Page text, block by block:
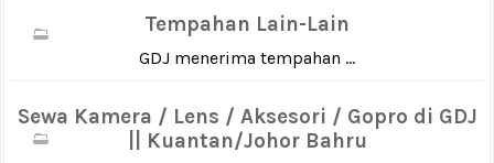
Tempahan Lain-Lain
GDJ menerima tempahan ...
Sewa Kamera / Lens / Aksesori / Gopro di GDJ
|| Kuantan/Johor Bahru